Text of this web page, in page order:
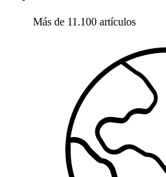
Más de 11.100 artículos